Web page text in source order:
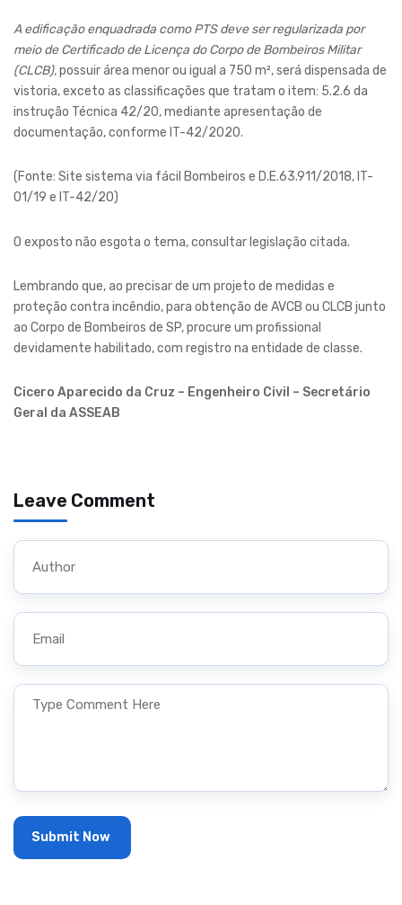
A edificação enquadrada como PTS deve ser regularizada por
meio de Certificado de Licença do Corpo de Bombeiros Militar
(CLCB),possuir área menor ou igual a 750 m², será dispensada de
vistoria, exceto as classificações que tratam o item: 5.2.6 da
instrução Técnica 42/20, mediante apresentação de
documentação, conforme IT-42/2020.
(Fonte: Site sistema via fácil Bombeiros e D.E.63.911/2018, IT-
01/19 e IT-42/20)
O exposto não esgota o tema, consultar legislação citada.
Lembrando que, ao precisar de um projeto de medidas e
proteção contra incêndio, para obtenção de AVCB ou CLCB junto
ao Corpo de Bombeiros de SP, procure um profissional
devidamente habilitado, com registro na entidade de classe.
Cicero Aparecido da Cruz – Engenheiro Civil – Secretário
Geral da ASSEAB
Leave Comment